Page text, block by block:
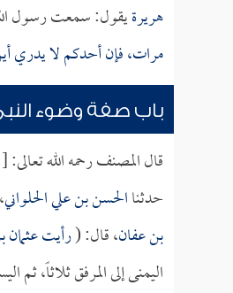
هريرةيقول: سمعت رسول
مرات، فإن أحدكم لا يدري
باب صفة وضوء
قال المصنف رحمه الله
حدثناالحسن بن علي الحلواني
بن عفان، قال: (رأيت
اليمنى إلى المرفق ثلاثاً،